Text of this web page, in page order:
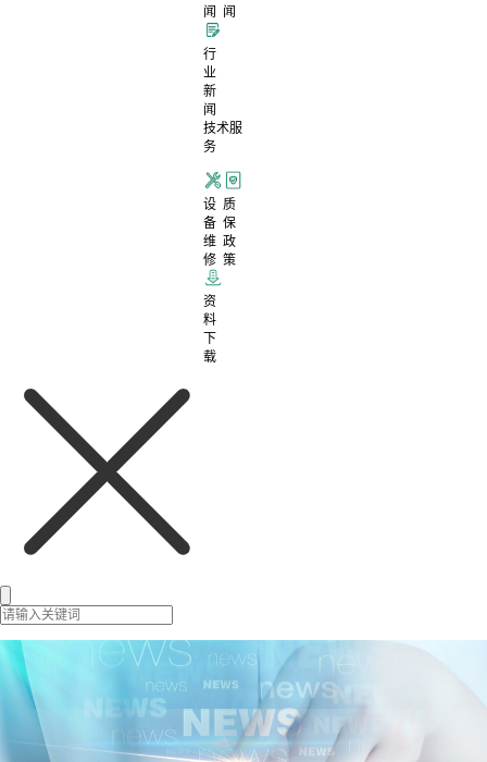
闻
闻
行
业
新
闻
技术服
务
设
备
维
修
质
保
政
策
资
料
下
载